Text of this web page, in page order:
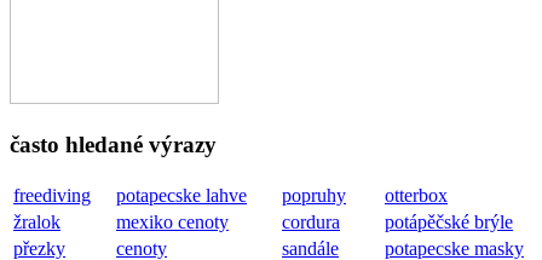
často hledané výrazy
freediving potapecske lahve popruhy
otterbox
žralok
mexiko cenoty cordura
potápěčské brýle
přezky
cenoty sandále
potapecske masky